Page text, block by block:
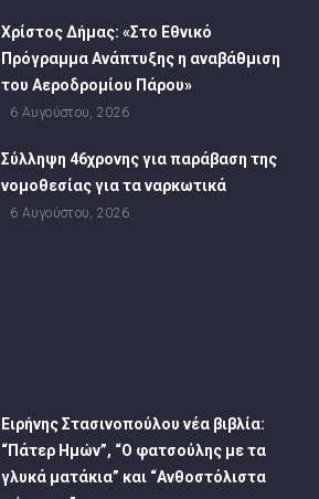
Χρίστος Δήμας: «Στο Εθνικό
Πρόγραμμα Ανάπτυξης η αναβάθμιση
του Αεροδρομίου Πάρου»
6 Αυγούστου, 2026
Σύλληψη 46χρονης για παράβαση της
νομοθεσίας για τα ναρκωτικά
6 Αυγούστου, 2026
Ειρήνης Στασινοπούλου νέα βιβλία:
“Πάτερ Ημών”, “Ο φατσούλης με τα
γλυκά ματάκια” και “Ανθοστόλιστα